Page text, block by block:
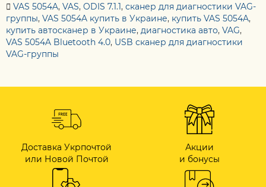
VAS 5054A, VAS, ODIS 7.1.1, сканер для диагностики VAG-
группы, VAS 5054A купить в Украине, купить VAS 5054A,
купить автосканер в Украине, диагностика авто, VAG,
VAS 5054A Bluetooth 4.0, USB сканер для диагностики
VAG-группы
Доставка Укрпочтой
или Новой Почтой
Акции
и бонусы